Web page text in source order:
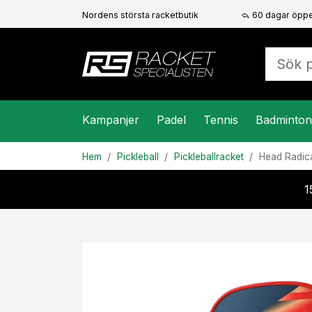
Nordens största racketbutik 60 dagar
Kampanjer Padel Tennis Badminton
Hem Pickleball Pickleballracket Head